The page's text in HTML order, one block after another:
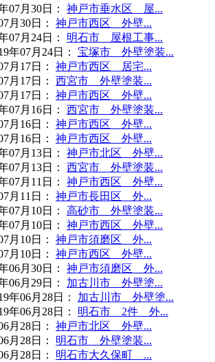
07月30日 ：
神戸市垂水区 屋...
月30日 ：
神戸市西区 外壁...
07月24日 ：
明石市 屋根工事...
年07月24日 ：
宝塚市 外壁塗装...
月17日 ：
神戸市西区 居宅...
月17日 ：
西宮市 外壁塗装...
月17日 ：
神戸市西区 外壁...
07月16日 ：
西宮市 外壁塗装...
月16日 ：
神戸市西区 外壁...
月16日 ：
神戸市西区 外壁...
07月13日 ：
神戸市北区 外壁...
07月13日 ：
西宮市 外壁塗装...
07月11日 ：
神戸市西区 外壁...
月11日 ：
神戸市長田区 外...
07月10日 ：
高砂市 外壁塗装...
07月10日 ：
神戸市西区 外壁...
月10日 ：
神戸市須磨区 外...
月10日 ：
神戸市西区 外壁...
06月30日 ：
神戸市須磨区 外...
06月29日 ：
加古川市 外壁塗...
年06月28日 ：
加古川市 外壁塗...
年06月28日 ：
明石市 2件 外...
月28日 ：
神戸市北区 外壁...
月28日 ：
明石市 外壁塗装...
月28日 ：
明石市大久保町 ...